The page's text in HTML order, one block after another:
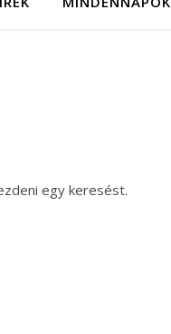
egy keresést.